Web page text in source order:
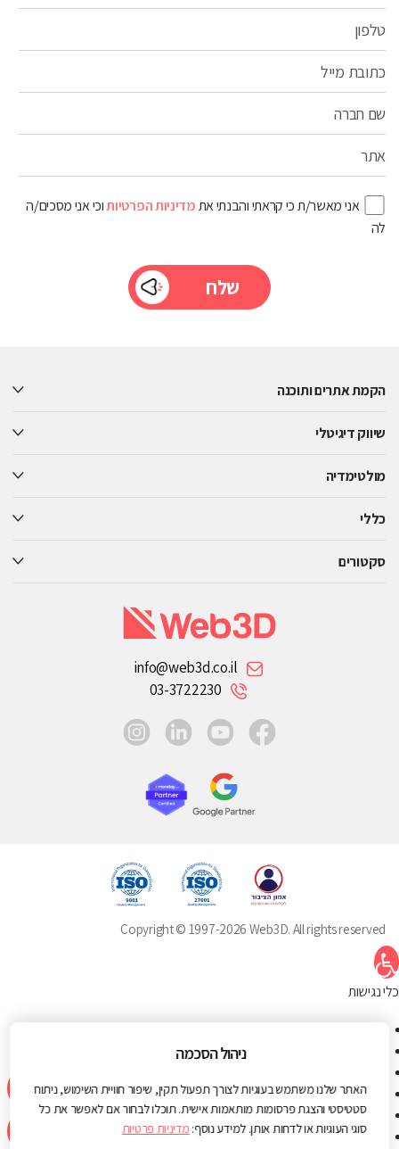
טלפון
כתובת מייל
שם חברה
אתר
אני מאשר/ת כי קראתי והבנתי אתמדיניות הפרטיותוכי אני מסכים/ה
לה
field
הקמת אתרים ותוכנה
שיווק דיגיטלי
מולטימדיה
כללי
סקטורים
info@web3d.co.il
03-3722230
facebook
youtube
linkedin
Copyright © 1997-2026 Web3D. All rights reserved
פתח סרגל נגישות
כלי נגישות
הגדל טקסט
ניגודיות גבוהה
ניגודיות הפוכה
רקע בהיר
ניהול הסכמה
האתר שלנו משתמש בעוגיות לצורך תפעול תקין, שיפור חוויית השימוש, ניתוח
סטטיסטי והצגת פרסומות מותאמות אישית. תוכלו לבחור אם לאפשר את כל
סוגי העוגיות או לדחות אותן. למידע נוסף:מדיניות פרטיות